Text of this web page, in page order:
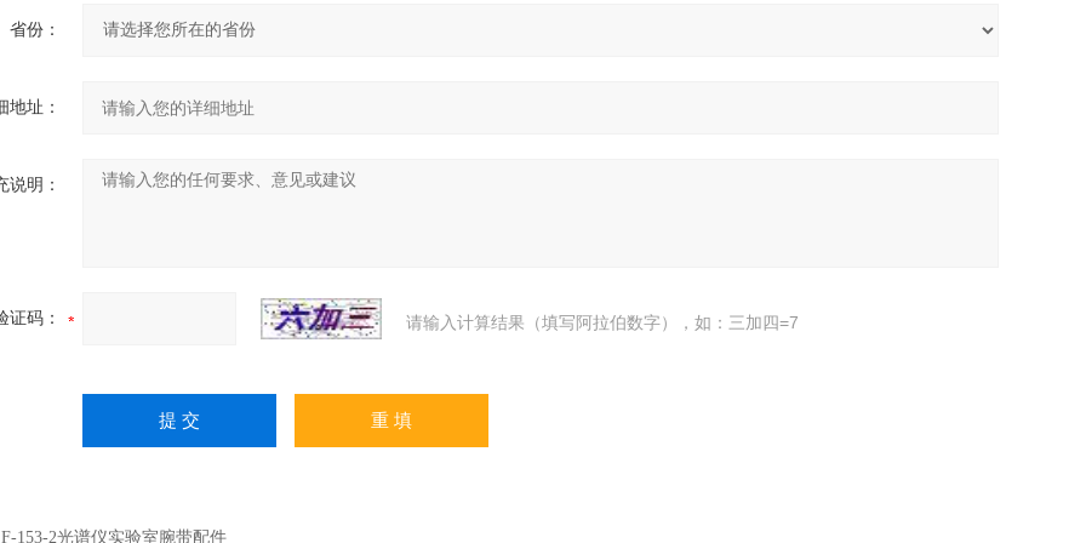
省份：
地址：
说明：
证码： 请输入计算结果（填写阿拉伯数字），如：三加四=7
F-153-2光谱仪实验室腕带配件